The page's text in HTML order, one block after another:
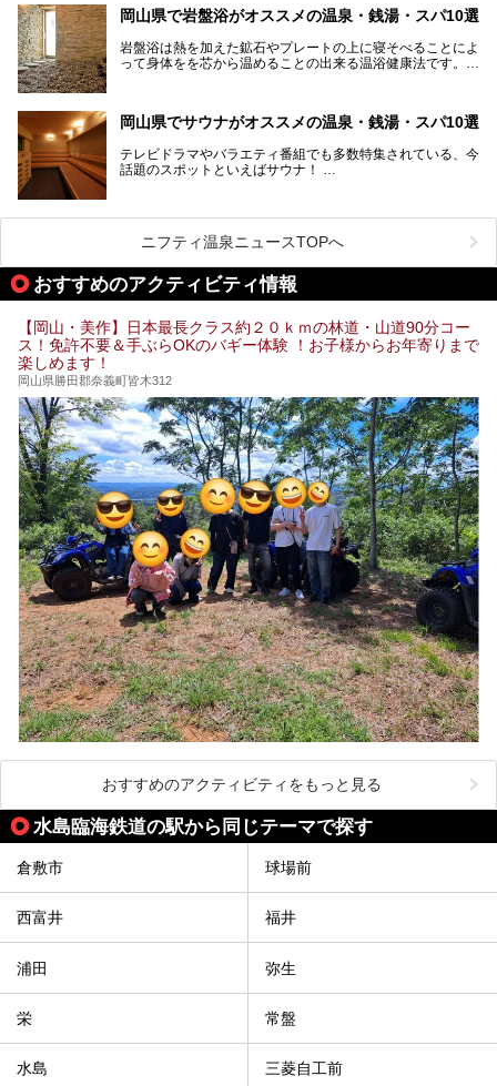
海に多数の島々が浮かぶ瀬戸内海に面した南部に分けられま
す。年間を通じて降水量が少ない「晴れの国」で、モモやブ
ドウなど果物の栽培が盛んなうえ、その品質の高さは全国的
にも有名です。
ます。ここでは、岡山県で評判のスーパー銭湯をご紹介しま
しょう。
岡山県で岩盤浴がオススメの温泉・銭湯・スパ10選
岩盤浴は熱を加えた鉱石やプレートの上に寝そべることによ
って身体をを芯から温めることの出来る温浴健康法です。じ
ススメ温泉・銭湯・スパ10ヶ所を紹介させていただきま
岡山県でサウナがオススメの温泉・銭湯・スパ10選
テレビドラマやバラエティ番組でも多数特集されている、今
話題のスポットといえばサウナ！
今回は、岡山県でサウナがおすすめの温泉や銭湯、スパを厳
選してご紹介！
血流が良くなるだけでなく美容効果やリラックス効果も期待
ニフティ温泉ニュースTOPへ
おすすめのアクティビティ情報
【岡山・美作】日本最長クラス約２０ｋｍの林道・山道90分コー
ス！免許不要＆手ぶらOKのバギー体験 ！お子様からお年寄りまで
楽しめます！
岡山県勝田郡奈義町皆木312
おすすめのアクティビティをもっと見る
水島臨海鉄道の駅から同じテーマで探す
倉敷市 球場前
西富井 福井
浦田 弥生
栄 常盤
水島 三菱自工前